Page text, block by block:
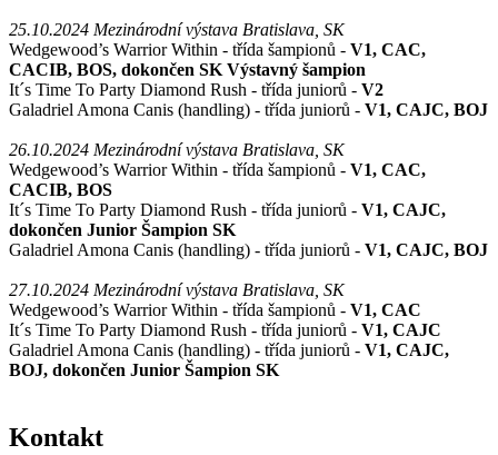
25.10.2024 Mezinárodní výstava Bratislava, SK
Wedgewood’s Warrior Within - třída šampionů - V1, CAC,
CACIB, BOS, dokončen SK Výstavný šampion
It´s Time To Party Diamond Rush - třída juniorů - V2
Galadriel Amona Canis (handling) - třída juniorů - V1, CAJC, BOJ
26.10.2024 Mezinárodní výstava Bratislava, SK
Wedgewood’s Warrior Within - třída šampionů - V1, CAC,
CACIB, BOS
It´s Time To Party Diamond Rush - třída juniorů - V1, CAJC,
dokončen Junior Šampion SK
Galadriel Amona Canis (handling) - třída juniorů - V1, CAJC, BOJ
27.10.2024 Mezinárodní výstava Bratislava, SK
Wedgewood’s Warrior Within - třída šampionů - V1, CAC
It´s Time To Party Diamond Rush - třída juniorů - V1, CAJC
Galadriel Amona Canis (handling) - třída juniorů - V1, CAJC,
BOJ, dokončen Junior Šampion SK
Kontakt